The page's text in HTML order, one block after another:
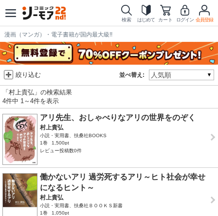
検索 はじめて カート ログイン 会員登録
漫画（マンガ）・電子書籍が国内最大級!!
並べ替え:
絞り込む
「村上貴弘」の検索結果
4件中 1～4件を表示
アリ先生、おしゃべりなアリの世界をのぞく
村上貴弘
小説・実用書、扶桑社BOOKS
1巻
1,500pt
レビュー投稿数0件
働かないアリ 過労死するアリ～ヒト社会が幸せ
になるヒント～
村上貴弘
小説・実用書、扶桑社ＢＯＯＫＳ新書
1巻
1,050pt